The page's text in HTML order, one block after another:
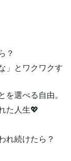
？
」とワクワクす
選べる自由。
た人生💖
れ続けたら？